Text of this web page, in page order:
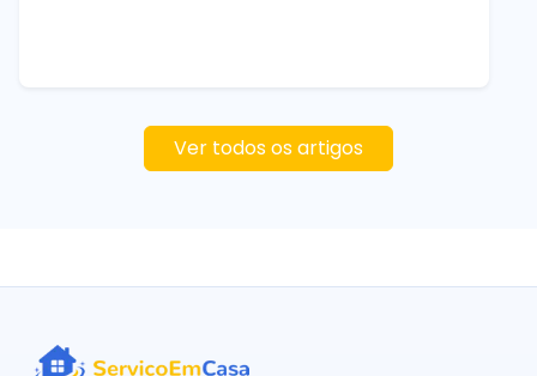
Ver todos os artigos